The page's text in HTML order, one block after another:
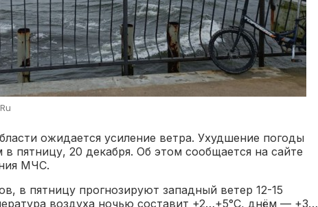
ожидается усиление ветра. Ухудшение погоды
пятницу, 20 декабря. Об этом сообщается на сайте
МЧС.
в пятницу прогнозируют западный ветер 12-15
воздуха ночью составит +2…+5°С, днём — +3…